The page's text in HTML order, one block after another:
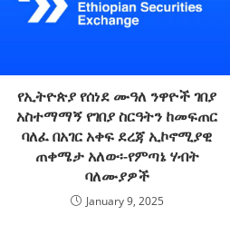
የኢትዮጵያ የሰነደ ሙዓለ ንዋዮች ገበያ
አስተማማኝ የገበያ ስርዓትን ከመፍጠር
ባለፈ በአገር አቀፍ ደረጃ ኢኮኖሚያዊ
ጠቀሜታ አለው፡-የምጣኔ ሃብት
ባለሙያዎች
January 9, 2025